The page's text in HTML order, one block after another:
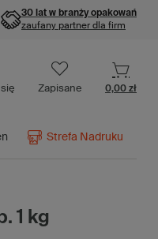
30 lat w branży opakowań
zaufany partner dla firm
Zapisane 0,00 zł
Strefa Nadruku
1 kg